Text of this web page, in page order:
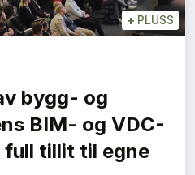
+ PLUSS
bygg- og
BIM- og VDC-
full tillit til egne